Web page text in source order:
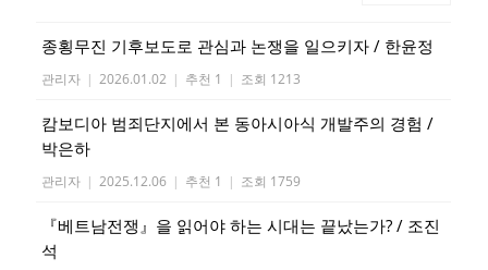
종횡무진 기후보도로 관심과 논쟁을 일으키자 / 한윤정
관리자 | 2026.01.02 | 추천 1 | 조회 1213
캄보디아 범죄단지에서 본 동아시아식 개발주의 경험 /
박은하
관리자 | 2025.12.06 | 추천 1 | 조회 1759
『베트남전쟁』을 읽어야 하는 시대는 끝났는가? / 조진
석